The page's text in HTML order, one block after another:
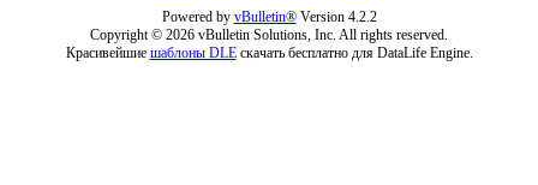
Powered by vBulletin®Version 4.2.2
Copyright © 2026 vBulletin Solutions, Inc. All rights reserved.
Красивейшие шаблоны DLEскачать бесплатно для DataLife Engine.